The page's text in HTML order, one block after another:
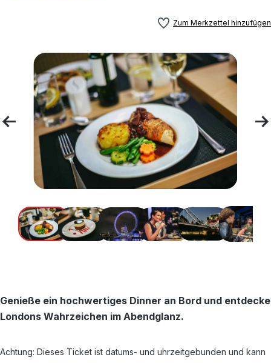
Zum Merkzettel hinzufügen
Bildergalerie überspringen
Genieße ein hochwertiges Dinner an Bord und entdecke
Londons Wahrzeichen im Abendglanz.
Achtung: Dieses Ticket ist datums- und uhrzeitgebunden und kann